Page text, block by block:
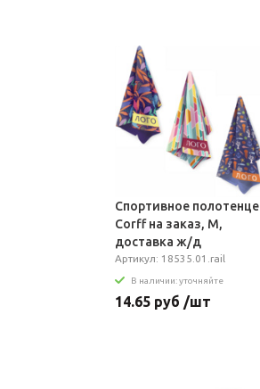
Спортивное полотенце
Сorff на заказ, M,
доставка ж/д
Артикул: 18535.01.rail
В наличии: уточняйте
14.65 руб /шт